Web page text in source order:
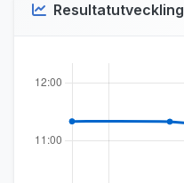
Resultatutveckling